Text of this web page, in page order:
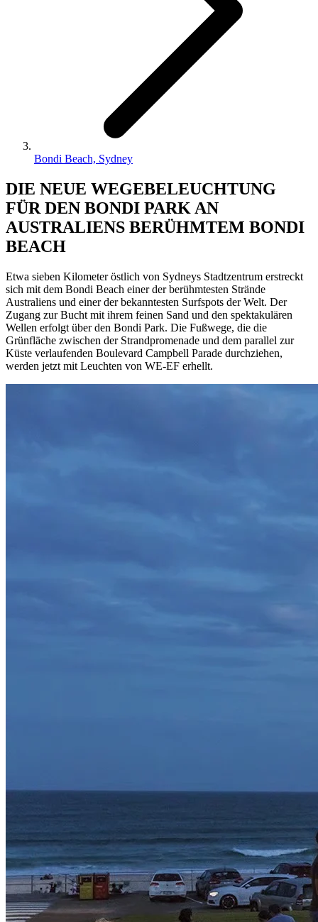
Bondi Beach, Sydney
DIE NEUE WEGEBELEUCHTUNG
FÜR DEN BONDI PARK AN
AUSTRALIENS BERÜHMTEM BONDI
BEACH
Etwa sieben Kilometer östlich von Sydneys Stadtzentrum erstreckt
sich mit dem Bondi Beach einer der berühmtesten Strände
Australiens und einer der bekanntesten Surfspots der Welt. Der
Zugang zur Bucht mit ihrem feinen Sand und den spektakulären
Wellen erfolgt über den Bondi Park. Die Fußwege, die die
Grünfläche zwischen der Strandpromenade und dem parallel zur
Küste verlaufenden Boulevard Campbell Parade durchziehen,
werden jetzt mit Leuchten von WE-EF erhellt.